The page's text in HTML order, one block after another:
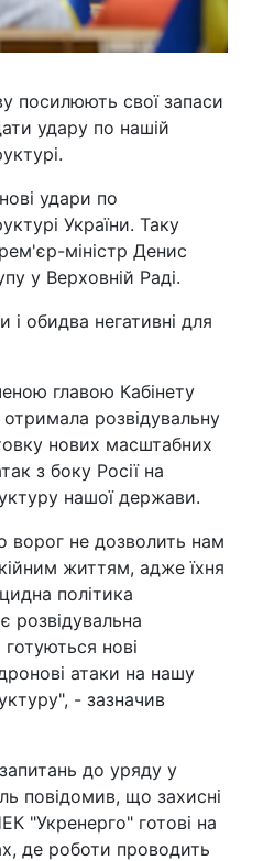
посилюють свої запаси
удару по нашій
удари по
України. Таку
міністр Денис
у Верховній Раді.
і обидва негативні для
главою Кабінету
отримала розвідувальну
нових масштабних
з боку Росії на
нашої держави.
не дозволить нам
життям, адже їхня
політика
розвідувальна
нові
атаки на нашу
- зазначив
до уряду у
повідомив, що захисні
"Укренерго" готові на
де роботи проводить